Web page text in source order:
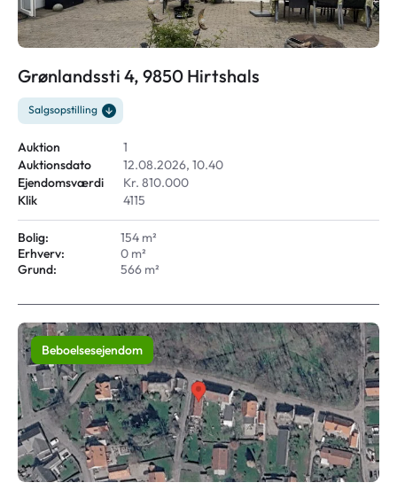
Grønlandssti 4, 9850 Hirtshals
Salgsopstilling
Auktion
1
Auktionsdato
12.08.2026, 10.40
Ejendomsværdi
Kr. 810.000
Klik
4115
Bolig:
154 m²
Erhverv:
0 m²
Grund:
566 m²
Beboelsesejendom